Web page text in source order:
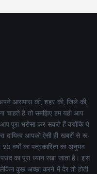
आसपास की, शहर की, जिले की,
चाहते हैं तो समझिए हम यही आप
पूरा भरोसा कर सकते हैं क्योंकि ये
दायित्व आपको ऐसी ही खबरों से रू-
वर्षों का पत्रकारिता का अनुभव
का पूरा ध्यान रखा जाता है। इस
कुछ अच्छा करने में देर तो होती